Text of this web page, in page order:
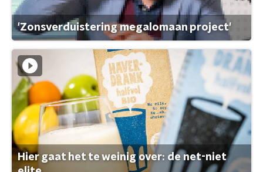
'Zonsverduistering megalomaan project'
Hier gaat het te weinig over: de net-niet